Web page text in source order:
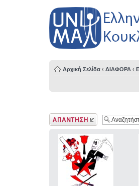
Αρχική Σελίδα ‹ ΔΙΑΦΟΡΑ ‹
Δημιουργία
απάντησης